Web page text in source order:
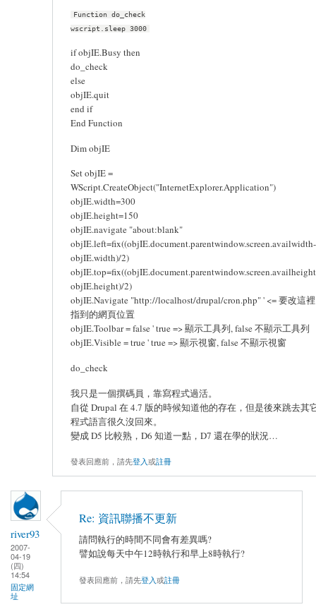
Function do_check
wscript.sleep 3000
if objIE.Busy then
do_check
else
objIE.quit
end if
End Function
Dim objIE
Set objIE =
WScript.CreateObject("InternetExplorer.Application")
objIE.width=300
objIE.height=150
objIE.navigate "about:blank"
objIE.left=fix((objIE.document.parentwindow.screen.availwidth-
objIE.width)/2)
objIE.height)/2)
objIE.Navigate "http://localhost/drupal/cron.php" ' <= 要改這裡
指到的網頁位置
objIE.Toolbar = false ' true => 顯示工具列, false 不顯示工具列
objIE.Visible = true ' true => 顯示視窗, false 不顯示視窗
do_check
我只是一個撰碼員，靠寫程式過活。
自從 Drupal 在 4.7 版的時候知道他的存在，但是後來跳去其
程式語言很久沒回來。
變成 D5 比較熟，D6 知道一點，D7 還在學的狀況…
發表回應前，請先登入或註冊
river93
2007-
04-19
(四)
14:54
固定網
址
Re: 資訊聯播不更新
請問執行的時間不同會有差異嗎?
譬如說每天中午12時執行和早上8時執行?
發表回應前，請先登入或註冊